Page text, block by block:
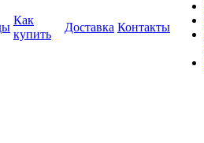
Как
купить
Доставка Контакты